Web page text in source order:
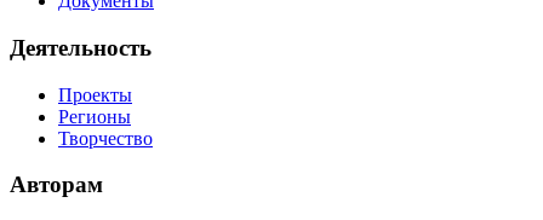
Деятельность
Проекты
Регионы
Творчество
Авторам